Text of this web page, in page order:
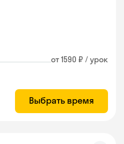
от 1590 ₽ / урок
Выбрать время